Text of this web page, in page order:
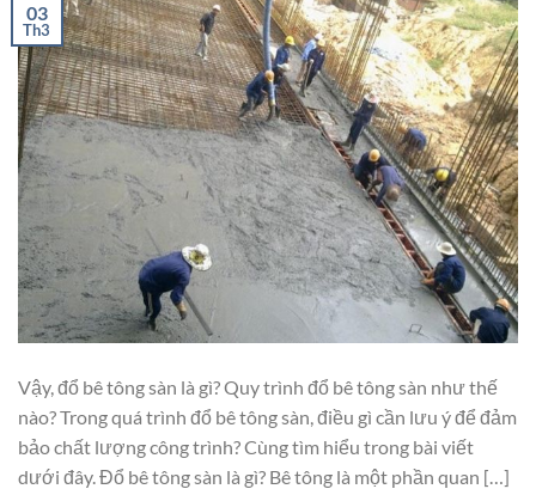
03
Th3
Vậy, đổ bê tông sàn là gì? Quy trình đổ bê tông sàn như thế
nào? Trong quá trình đổ bê tông sàn, điều gì cần lưu ý để đảm
bảo chất lượng công trình? Cùng tìm hiểu trong bài viết
dưới đây. Đổ bê tông sàn là gì? Bê tông là một phần quan […]